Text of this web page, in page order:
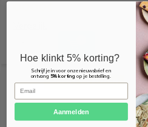
MEEST GEKOZEN
Hoe klinkt 5% korting?
Schrijf je in voor onze nieuwsbrief en
ontvang 5% kortingop je bestelling.
Email
Aanmelden